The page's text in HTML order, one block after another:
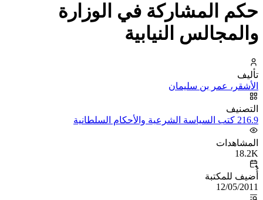
حكم المشاركة في الوزارة
والمجالس النيابية
تأليف
الأشقر، عمر بن سليمان
التصنيف
216.9 كتب السياسة الشرعية والأحكام السلطانية
المشاهدات
18.2K
أُضيف للمكتبة
12/05/2011